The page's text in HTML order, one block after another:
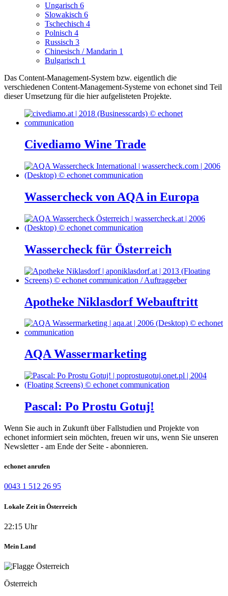
Ungarisch 6
Slowakisch 6
Tschechisch 4
Polnisch 4
Russisch 3
Chinesisch / Mandarin 1
Bulgarisch 1
Das Content-Management-System bzw. eigentlich die
verschiedenen Content-Management-Systeme von echonet sind Teil
dieser Umsetzung für die hier aufgelisteten Projekte.
Civediamo Wine Trade
Wassercheck von AQA in Europa
Wassercheck für Österreich
Apotheke Niklasdorf Webauftritt
AQA Wassermarketing
Pascal: Po Prostu Gotuj!
Wenn Sie auch in Zukunft über Fallstudien und Projekte von
echonet informiert sein möchten, freuen wir uns, wenn Sie unseren
Newsletter - am Ende der Seite - abonnieren.
echonet anrufen
0043 1 512 26 95
Lokale Zeit in Österreich
22:15 Uhr
Mein Land
Österreich